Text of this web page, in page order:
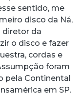
sentido, me
disco da Ná,
diretor da
o disco e fazer
cordas e
foram
pela Continental
em SP.